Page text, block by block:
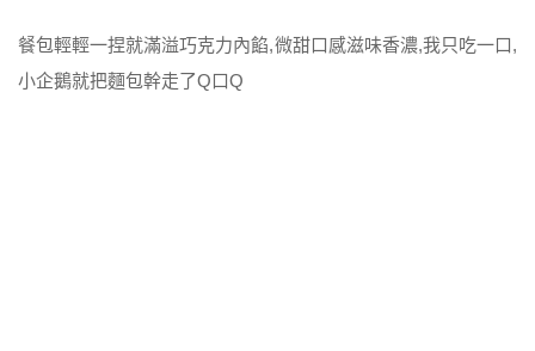
餐包輕輕一捏就滿溢巧克力內餡,微甜口感滋味香濃,我只吃一口,
小企鵝就把麵包幹走了Q口Q